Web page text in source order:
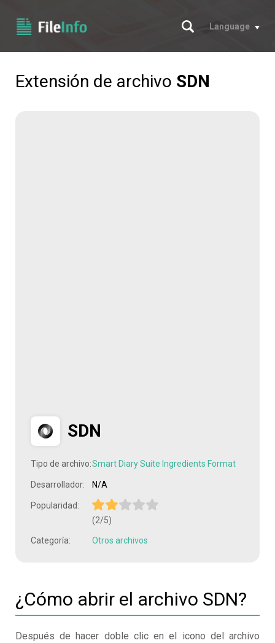
Buscar
Language
Extensión de archivo SDN
SDN
Tipo de archivo:Smart Diary Suite Ingredients Format
Desarrollador: N/A
Popularidad:
(2/5)
Categoría: Otros archivos
¿Cómo abrir el archivo SDN?
Después de hacer doble clic en el icono del archivo